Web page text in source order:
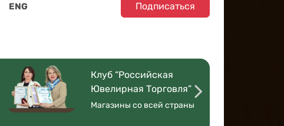
ENG Подписаться
Клуб “Российская
Ювелирная Торговля”
Магазины со всей страны